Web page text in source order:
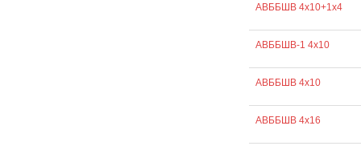
АВББШВ 4х10+1х4
АВББШВ-1 4х10
АВББШВ 4х10
АВББШВ 4х16